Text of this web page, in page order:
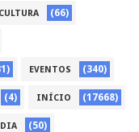
CULTURA (66)
EVENTOS (340)
(4) INÍCIO (17668)
(50)